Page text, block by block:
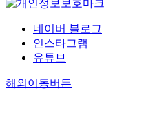
네이버 블로그
인스타그램
유튜브
해외이동버튼